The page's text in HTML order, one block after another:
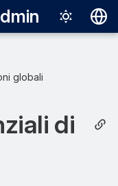
Français
globali
di